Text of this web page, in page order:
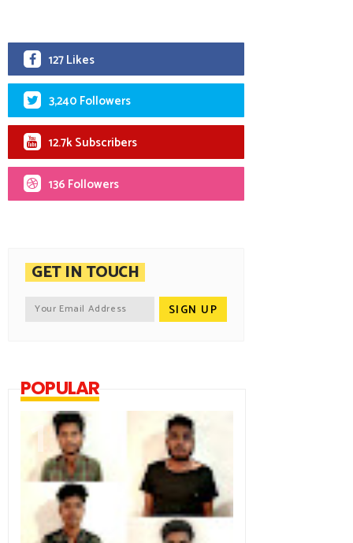
127 Likes
3,240 Followers
12.7k Subscribers
136 Followers
GET IN TOUCH
POPULAR